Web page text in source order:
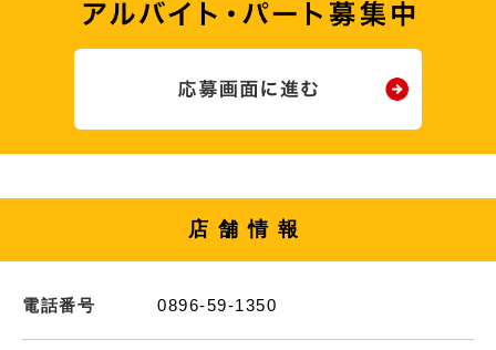
店舗情報
電話番号 0896-59-1350